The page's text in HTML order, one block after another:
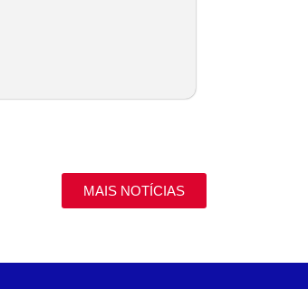
MAIS NOTÍCIAS